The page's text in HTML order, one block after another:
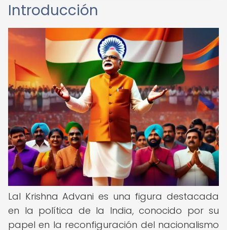
Introducción
Lal Krishna Advani es una figura destacada
en la política de la India, conocido por su
papel en la reconfiguración del nacionalismo